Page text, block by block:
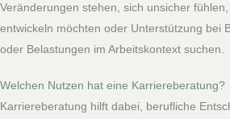
Veränderungen stehen, sich unsicher
entwickeln möchten oder Unterstützung bei
oder Belastungen im Arbeitskontext suchen.
Welchen Nutzen hat eine Karriereberatung?
Karriereberatung hilft dabei, berufliche